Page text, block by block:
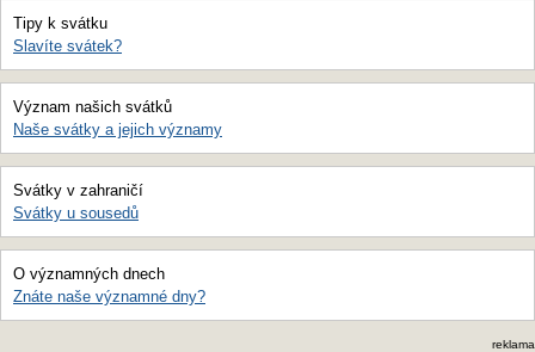
Tipy k svátku
Slavíte svátek?
Význam našich svátků
Naše svátky a jejich významy
Svátky v zahraničí
Svátky u sousedů
O významných dnech
Znáte naše významné dny?
reklama